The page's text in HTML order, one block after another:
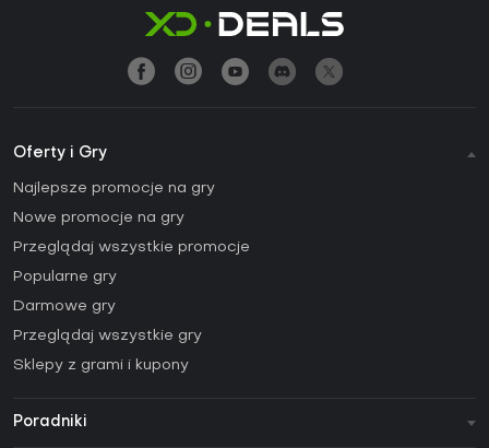
Oferty i Gry
Najlepsze promocje na gry
Nowe promocje na gry
Przeglądaj wszystkie promocje
Popularne gry
Darmowe gry
Przeglądaj wszystkie gry
Sklepy z grami i kupony
Poradniki